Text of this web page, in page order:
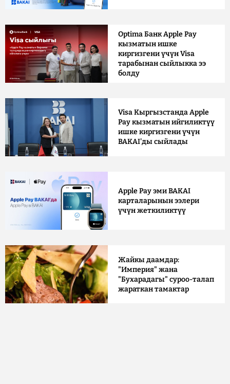
Optima Банк Apple Pay
кызматын ишке
киргизгени үчүн Visa
тарабынан сыйлыкка ээ
болду
Visa Кыргызстанда Apple
Pay кызматын ийгиликтүү
ишке киргизгени үчүн
BAKAI'ды сыйлады
Apple Pay эми BAKAI
карталарынын ээлери
үчүн жеткиликтүү
Жайкы даамдар:
"Империя" жана
"Бухарадагы" суроо-талап
жараткан тамактар